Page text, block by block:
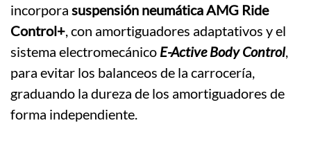
incorpora suspensión neumática AMG Ride
Control+, con amortiguadores adaptativos y el
sistema electromecánico E-Active Body Control,
para evitar los balanceos de la carrocería,
graduando la dureza de los amortiguadores de
forma independiente.